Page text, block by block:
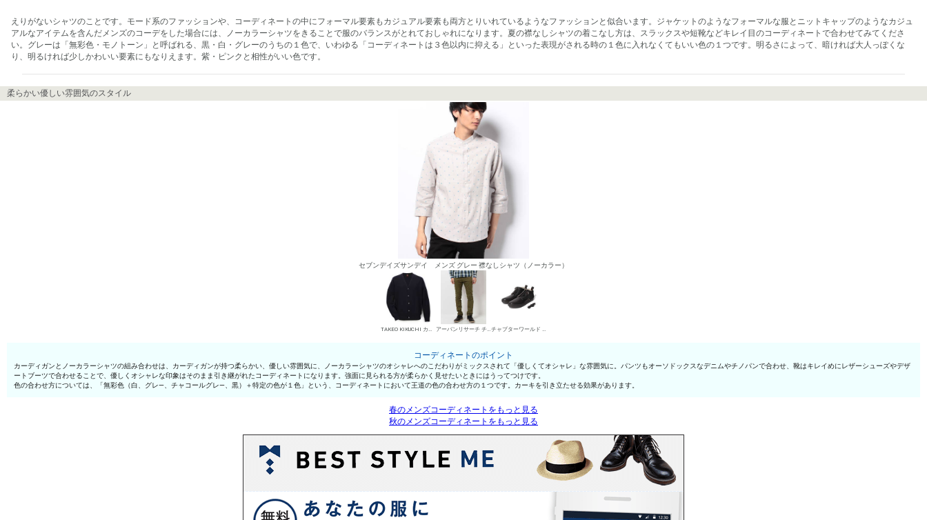
えりがないシャツのことです。モード系のファッションや、コーディネートの中にフォーマル要素もカジュアル要素も両方とりいれているようなファッションと似合います。ジャケットのようなフォーマルな服とニットキャップのようなカジュ
アルなアイテムを含んだメンズのコーデをした場合には、ノーカラーシャツをきることで服のバランスがとれておしゃれになります。夏の襟なしシャツの着こなし方は、スラックスや短靴などキレイ目のコーディネートで合わせてみてくださ
い。グレーは「無彩色・モノトーン」と呼ばれる、黒・白・グレーのうちの１色で、いわゆる「コーディネートは３色以内に抑える」といった表現がされる時の１色に入れなくてもいい色の１つです。明るさによって、暗ければ大人っぽくな
り、明るければ少しかわいい要素にもなりえます。紫・ピンクと相性がいい色です。
柔らかい優しい雰囲気のスタイル
セブンデイズサンデイ メンズ グレー 襟なしシャツ（ノーカラー）
TAKEO KIKUCHI カーディガン アーバンリサーチ チノパン・綿パン チャプターワールド デザートブーツ
コーディネートのポイント
カーディガンとノーカラーシャツの組み合わせは、カーディガンが持つ柔らかい、優しい雰囲気に、ノーカラーシャツのオシャレへのこだわりがミックスされて「優しくてオシャレ」な雰囲気に。パンツもオーソドックスなデニムやチノパンで合わせ、靴はキレイめにレザーシューズやデザ
ートブーツで合わせることで、優しくオシャレな印象はそのまま引き継がれたコーディネートになります。強面に見られる方が柔らかく見せたいときにはうってつけです。
色の合わせ方については、「無彩色（白、グレ—、チャコールグレ—、黒）＋特定の色が１色」という、コーディネートにおいて王道の色の合わせ方の１つです。カーキを引き立たせる効果があります。
春のメンズコーディネートをもっと見る
秋のメンズコーディネートをもっと見る